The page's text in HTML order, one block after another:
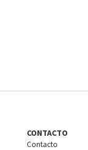
CONTACTO
Contacto